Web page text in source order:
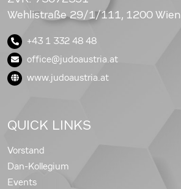
Wehlistraße 29/1/111, 1200 Wien
+43 1 332 48 48
office@judoaustria.at
www.judoaustria.at
QUICK LINKS
Vorstand
Dan-Kollegium
Events